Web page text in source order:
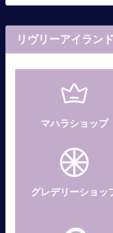
リヴリーアイランド
マハラショップ
グレデリーショッ